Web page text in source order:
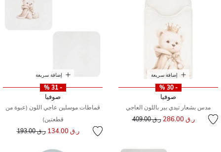
إضافة سريعة
- 30 %
صوفيا
مدس بشعار تيدي بير باللون العاجي
ر.ق 286.00 سعر مخفض منر.ق 409.00
إضافة سريعة
- 31 %
صوفيا
قماطات موسلين عاجي اللون (عبوة من
قطعتين)
ر.ق 134.00 سعر مخفض من
ر.ق 193.00 إلى